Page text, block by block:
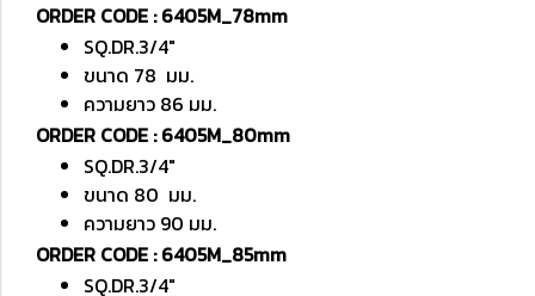
ORDER CODE : 6405M_78mm
SQ.DR.3/4"
ขนาด 78 มม.
ความยาว 86 มม.
ORDER CODE : 6405M_80mm
SQ.DR.3/4"
ขนาด 80 มม.
ความยาว 90 มม.
ORDER CODE : 6405M_85mm
SQ.DR.3/4"